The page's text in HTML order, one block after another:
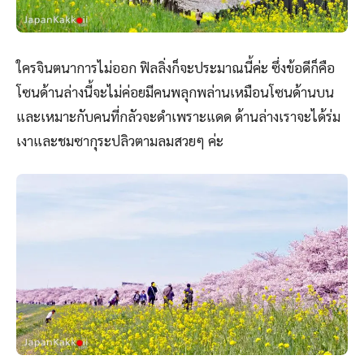
ใครจินตนาการไม่ออก ฟิลลิ่งก็จะประมาณนี้ค่ะ ซึ่งข้อดีก็คือ
โซนด้านล่างนี้จะไม่ค่อยมีคนพลุกพล่านเหมือนโซนด้านบน
และเหมาะกับคนที่กลัวจะดำเพราะแดด ด้านล่างเราจะได้ร่ม
เงาและชมซากุระปลิวตามลมสวยๆ ค่ะ